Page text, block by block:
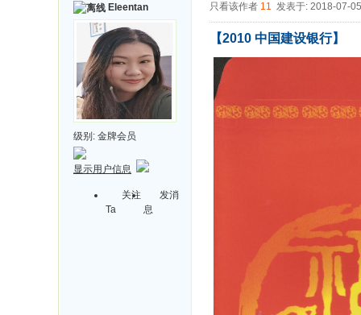
Eleentan
级别: 金牌会员
显示用户信息
关注
Ta
发消
息
只看该作者 11 发表于: 2018-07-05
【2010 中国建设银行】